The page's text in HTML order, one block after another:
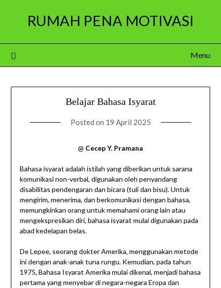
RUMAH PENA MOTIVASI
Menu
Belajar Bahasa Isyarat
Posted on 19 April 2025
@ Cecep Y. Pramana
Bahasa isyarat adalah istilah yang diberikan untuk sarana
komunikasi non-verbal, digunakan oleh penyandang
disabilitas pendengaran dan bicara (tuli dan bisu). Untuk
mengirim, menerima, dan berkomunikasi dengan bahasa,
memungkinkan orang untuk memahami orang lain atau
mengekspresikan diri, bahasa isyarat mulai digunakan pada
abad kedelapan belas.
De Lepee, seorang dokter Amerika, menggunakan metode
ini dengan anak-anak tuna rungu. Kemudian, pada tahun
1975, Bahasa Isyarat Amerika mulai dikenal, menjadi bahasa
pertama yang menyebar di negara-negara Eropa dan